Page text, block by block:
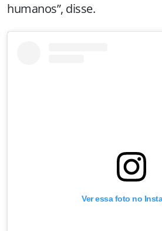
humanos”, disse.
Ver essa foto no